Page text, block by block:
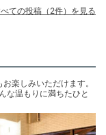
所の湯』は宿の
6つ）が楽しめる
喫できます。
ての投稿（2件）を見る
楽しみいただけます。
な温もりに満ちたひと